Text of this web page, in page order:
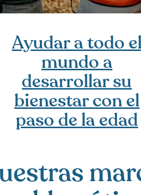
Ayudar a todo el
mundo a
desarrollar su
bienestar con el
paso de la edad